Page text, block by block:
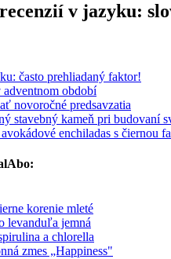
v jazyku:
často prehliadaný faktor!
adventnom období
novoročné predsavzatia
stavebný kameň pri budovaní
enchiladas s čiernou
korenie mleté
jemná
a chlorella
zmes „Happiness"